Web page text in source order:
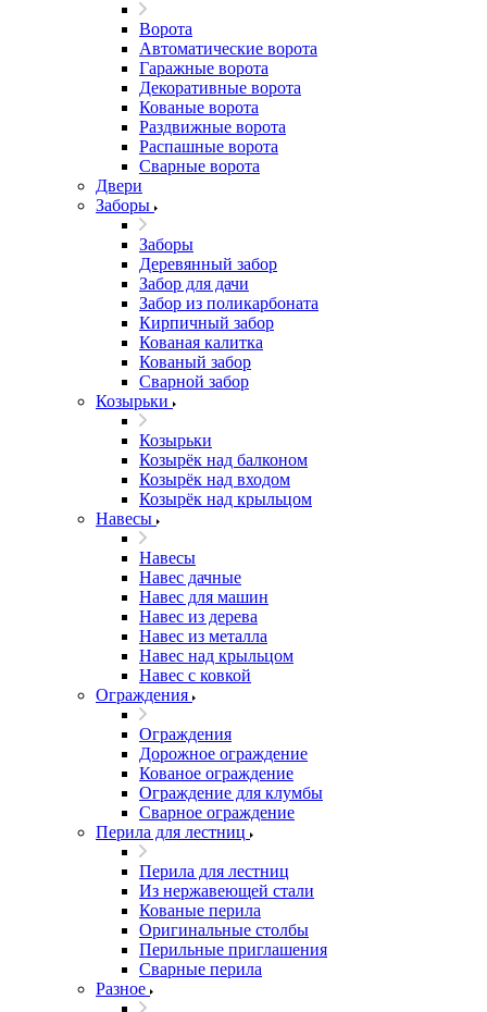
Ворота
Автоматические ворота
Гаражные ворота
Декоративные ворота
Кованые ворота
Раздвижные ворота
Распашные ворота
Сварные ворота
Двери
Заборы
Заборы
Деревянный забор
Забор для дачи
Забор из поликарбоната
Кирпичный забор
Кованая калитка
Кованый забор
Сварной забор
Козырьки
Козырьки
Козырёк над балконом
Козырёк над входом
Козырёк над крыльцом
Навесы
Навесы
Навес дачные
Навес для машин
Навес из дерева
Навес из металла
Навес над крыльцом
Навес с ковкой
Ограждения
Ограждения
Дорожное ограждение
Кованое ограждение
Ограждение для клумбы
Сварное ограждение
Перила для лестниц
Перила для лестниц
Из нержавеющей стали
Кованые перила
Оригинальные столбы
Перильные приглашения
Сварные перила
Разное